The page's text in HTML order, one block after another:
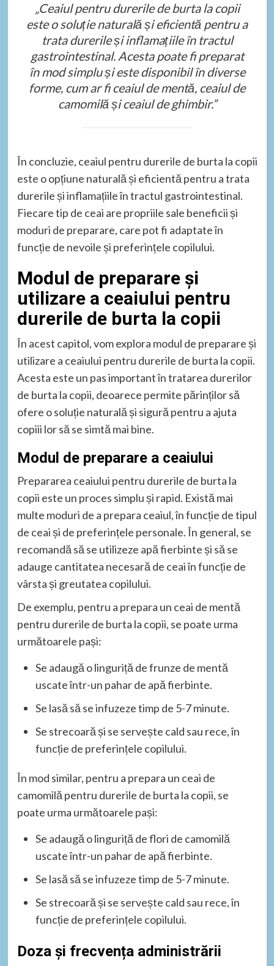
„Ceaiul pentru durerile de burta la copii
este o soluție naturală și eficientă pentru a
trata durerile și inflamațiile în tractul
gastrointestinal. Acesta poate fi preparat
în mod simplu și este disponibil în diverse
forme, cum ar fi ceaiul de mentă, ceaiul de
camomilă și ceaiul de ghimbir.”
În concluzie, ceaiul pentru durerile de burta la copii
este o opțiune naturală și eficientă pentru a trata
durerile și inflamațiile în tractul gastrointestinal.
Fiecare tip de ceai are propriile sale beneficii și
moduri de preparare, care pot fi adaptate în
funcție de nevoile și preferințele copilului.
Modul de preparare și
utilizare a ceaiului pentru
durerile de burta la copii
În acest capitol, vom explora modul de preparare și
utilizare a ceaiului pentru durerile de burta la copii.
Acesta este un pas important în tratarea durerilor
de burta la copii, deoarece permite părinților să
ofere o soluție naturală și sigură pentru a ajuta
copiii lor să se simtă mai bine.
Modul de preparare a ceaiului
Prepararea ceaiului pentru durerile de burta la
copii este un proces simplu și rapid. Există mai
multe moduri de a prepara ceaiul, în funcție de tipul
de ceai și de preferințele personale. În general, se
recomandă să se utilizeze apă fierbinte și să se
adauge cantitatea necesară de ceai în funcție de
vârsta și greutatea copilului.
De exemplu, pentru a prepara un ceai de mentă
pentru durerile de burta la copii, se poate urma
următoarele pași:
Se adaugă o linguriță de frunze de mentă
uscate într-un pahar de apă fierbinte.
Se lasă să se infuzeze timp de 5-7 minute.
Se strecoară și se servește cald sau rece, în
funcție de preferințele copilului.
În mod similar, pentru a prepara un ceai de
camomilă pentru durerile de burta la copii, se
poate urma următoarele pași:
Se adaugă o linguriță de flori de camomilă
uscate într-un pahar de apă fierbinte.
Se lasă să se infuzeze timp de 5-7 minute.
Se strecoară și se servește cald sau rece, în
funcție de preferințele copilului.
Doza și frecvența administrării